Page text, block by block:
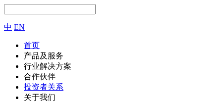
中 EN
首页
产品及服务
行业解决方案
合作伙伴
投资者关系
关于我们